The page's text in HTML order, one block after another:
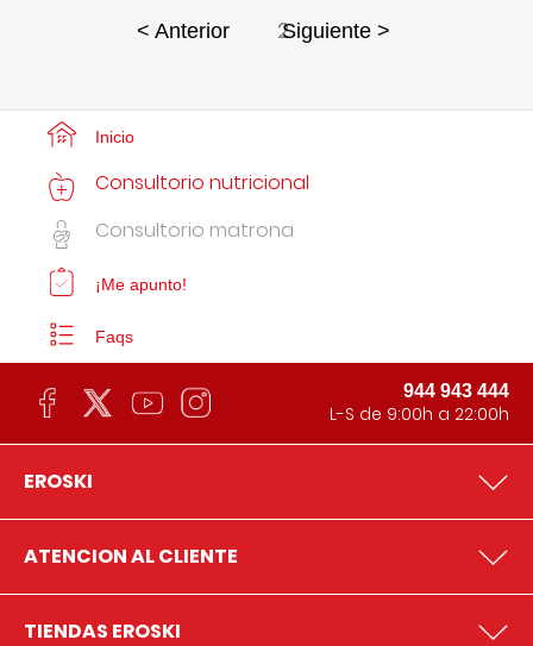
< Anterior 2Siguiente >
Inicio
Consultorio nutricional
Consultorio matrona
¡Me apunto!
Faqs
944 943 444
L-S de 9:00h a 22:00h
EROSKI
ATENCION AL CLIENTE
TIENDAS EROSKI